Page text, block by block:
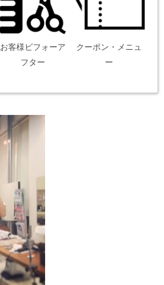
お客様ビフォーア
フター
クーポン・メニュ
ー